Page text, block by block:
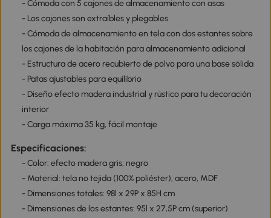
- Cómoda con 5 cajones de almacenamiento con asas
- Los cajones son extraíbles y plegables
- Cómoda de almacenamiento en tela con dos estantes sobre
los cajones de la habitación para almacenamiento adicional
- Estructura de acero recubierto de polvo para una base sólida
- Patas ajustables para equilibrio
- Diseño efecto madera industrial y rústico para tu decoración
interior
- Carga máxima 35 kg, fácil montaje
Especificaciones:
- Color: efecto madera gris, negro
- Material: tela no tejida (100% poliéster), acero, MDF
- Dimensiones totales: 98l x 29P x 85H cm
- Dimensiones de los estantes: 95l x 27,5P cm (superior)